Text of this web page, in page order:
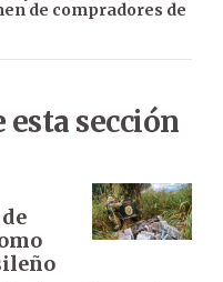
de compradores de
sección